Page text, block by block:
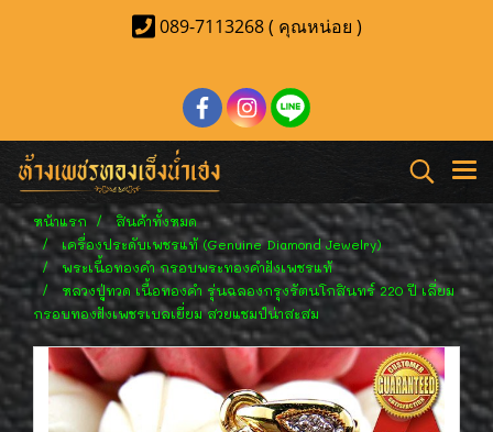
089-7113268 ( คุณหน่อย )
หน้าแรก
สินค้าทั้งหมด
เครื่องประดับเพชรแท้ (Genuine Diamond Jewelry)
พระเนื้อทองคำ กรอบพระทองคำฝังเพชรแท้
หลวงปู่ทวด เนื้อทองคำ รุ่นฉลองกรุงรัตนโกสินทร์ 220 ปี เลี่ยม
กรอบทองฝังเพชรเบลเยี่ยม สวยแชมป์น่าสะสม